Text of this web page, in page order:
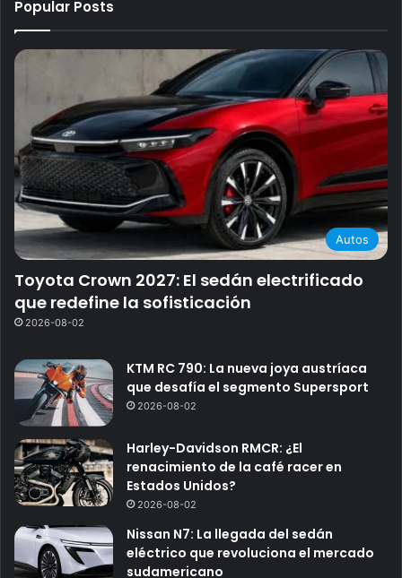
Popular Posts
Autos
Toyota Crown 2027: El sedán electrificado
que redefine la sofisticación
2026-08-02
KTM RC 790: La nueva joya austríaca
que desafía el segmento Supersport
2026-08-02
Harley-Davidson RMCR: ¿El
renacimiento de la café racer en
Estados Unidos?
2026-08-02
Nissan N7: La llegada del sedán
eléctrico que revoluciona el mercado
sudamericano